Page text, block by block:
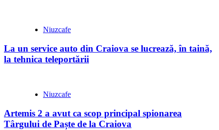
Niuzcafe
La un service auto din Craiova se lucrează, în taină,
la tehnica teleportării
Niuzcafe
Artemis 2 a avut ca scop principal spionarea
Târgului de Paște de la Craiova